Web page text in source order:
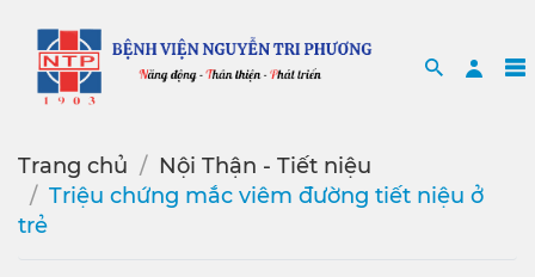
Search
Trang chủ
Nội Thận - Tiết niệu
Triệu chứng mắc viêm đường tiết niệu ở
trẻ